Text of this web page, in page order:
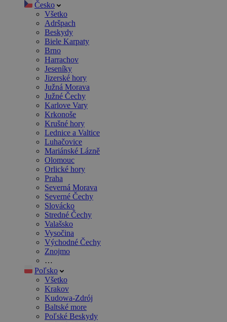
Česko
Všetko
Adršpach
Beskydy
Biele Karpaty
Brno
Harrachov
Jeseníky
Jizerské hory
Južná Morava
Južné Čechy
Karlove Vary
Krkonoše
Krušné hory
Lednice a Valtice
Luhačovice
Mariánské Lázně
Olomouc
Orlické hory
Praha
Severná Morava
Severné Čechy
Slovácko
Stredné Čechy
Valašsko
Vysočina
Východné Čechy
Znojmo
…
Poľsko
Všetko
Krakov
Kudowa-Zdrój
Baltské more
Poľské Beskydy